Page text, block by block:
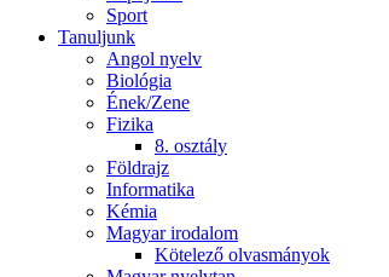
Sport
Tanuljunk
Angol nyelv
Biológia
Ének/Zene
Fizika
8. osztály
Földrajz
Informatika
Kémia
Magyar irodalom
Kötelező olvasmányok